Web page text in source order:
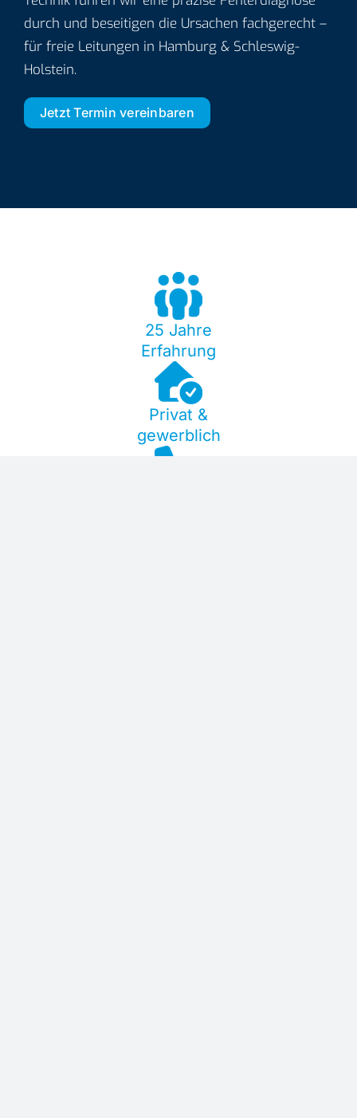
durch und beseitigen die Ursachen fachgerecht –
für freie Leitungen in Hamburg & Schleswig-
Holstein.
Jetzt Termin vereinbaren
25 Jahre
Erfahrung
Privat &
gewerblich